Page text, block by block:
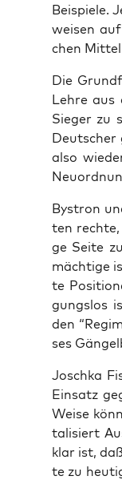
Bei­spie­le.
wei­sen
chen
Die
Leh­re aus
Sie­ger zu
also
Bystron
ten
ge Sei­te
mäch­ti­ge
te
gungs­los
den
ses
Josch­ka
Ein­satz
Wei­se
ta­li­siert
klar ist,
te zu